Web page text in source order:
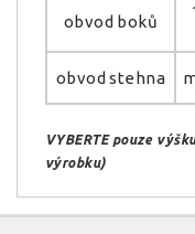
obvod boků
obvod stehna
VYBERTE pouze
výrobku)